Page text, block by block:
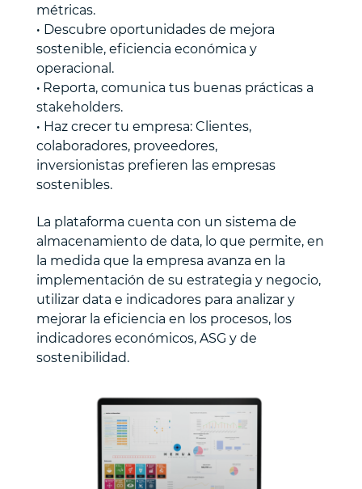
métricas.
· Descubre oportunidades de mejora
sostenible, eficiencia económica y
operacional.
·Reporta, comunica tus buenas prácticas a
stakeholders.
· Haz crecer tu empresa: Clientes,
colaboradores, proveedores,
inversionistas prefieren las empresas
sostenibles.
La plataforma cuenta con un sistema de
almacenamiento de data, lo que permite, en
la medida que la empresa avanza en la
implementación de su estrategia y negocio,
utilizar data e indicadores para analizar y
mejorar la eficiencia en los procesos, los
indicadores económicos, ASG y de
sostenibilidad.